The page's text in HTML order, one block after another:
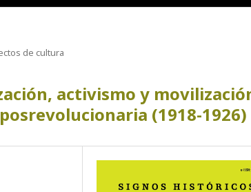
de cultura
activismo y
(1918-1926)